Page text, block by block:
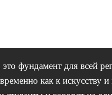
фундамент для всей
как к искусству